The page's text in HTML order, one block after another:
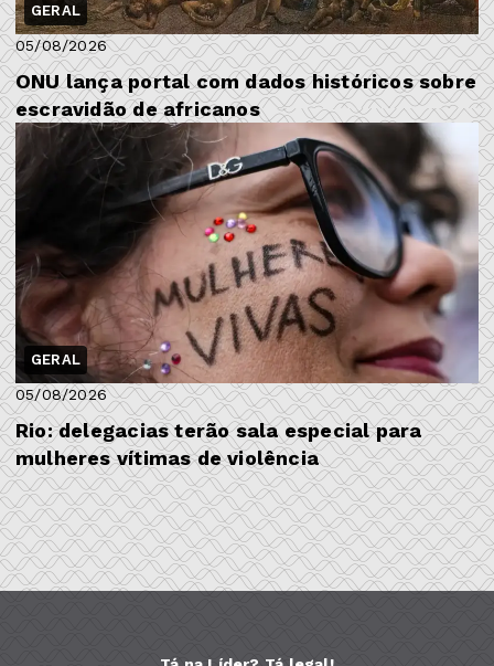
GERAL
05/08/2026
ONU lança portal com dados históricos sobre
escravidão de africanos
GERAL
05/08/2026
Rio: delegacias terão sala especial para
mulheres vítimas de violência